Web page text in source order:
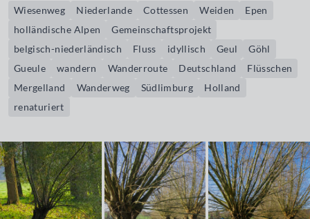
Wiesenweg Niederlande Cottessen Weiden
Epen
holländische Alpen
Gemeinschaftsprojekt
belgisch-niederländisch
Fluss idyllisch Geul
Göhl
Gueule
wandern Wanderroute Deutschland
Flüsschen
Mergelland
Wanderweg Südlimburg
Holland
renaturiert